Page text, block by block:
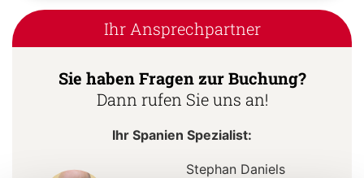
Ihr Ansprechpartner
Sie haben Fragen zur Buchung?
Dann rufen Sie uns an!
Ihr Spanien Spezialist:
Stephan Daniels